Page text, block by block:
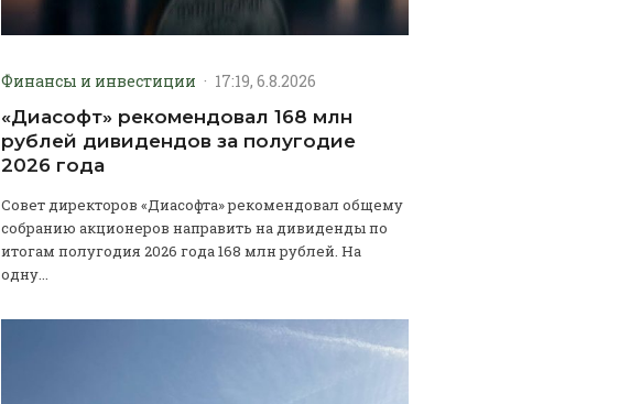
Финансы и инвестиции · 17:19, 6.8.2026
«Диасофт» рекомендовал 168 млн
рублей дивидендов за полугодие
2026 года
Совет директоров «Диасофта» рекомендовал общему
собранию акционеров направить на дивиденды по
итогам полугодия 2026 года 168 млн рублей. На
одну...